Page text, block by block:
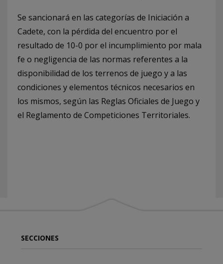
Se sancionará en las categorías de Iniciación a
Cadete, con la pérdida del encuentro por el
resultado de 10-0 por el incumplimiento por mala
fe o negligencia de las normas referentes a la
disponibilidad de los terrenos de juego y a las
condiciones y elementos técnicos necesarios en
los mismos, según las Reglas Oficiales de Juego y
el Reglamento de Competiciones Territoriales.
SECCIONES